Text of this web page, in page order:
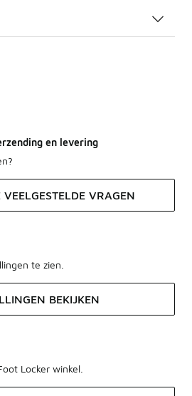
en levering
VRAGEN
te zien.
BEKIJKEN
Locker winkel.